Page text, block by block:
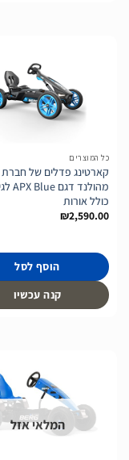
כל המוצרים
כולל אורות
₪2,590.00
הוסף לסל
קנה עכשיו
המלאי אזל